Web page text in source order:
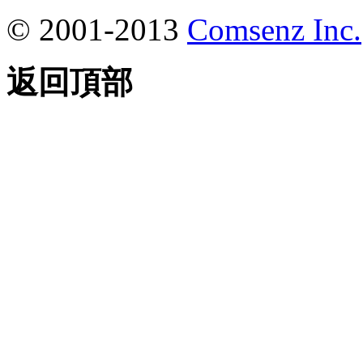
© 2001-2013 Comsenz Inc.
返回頂部